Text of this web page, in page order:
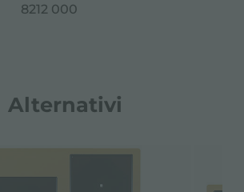
8212 000
Alternativi